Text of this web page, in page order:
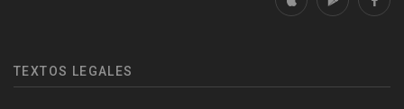
TEXTOS LEGALES